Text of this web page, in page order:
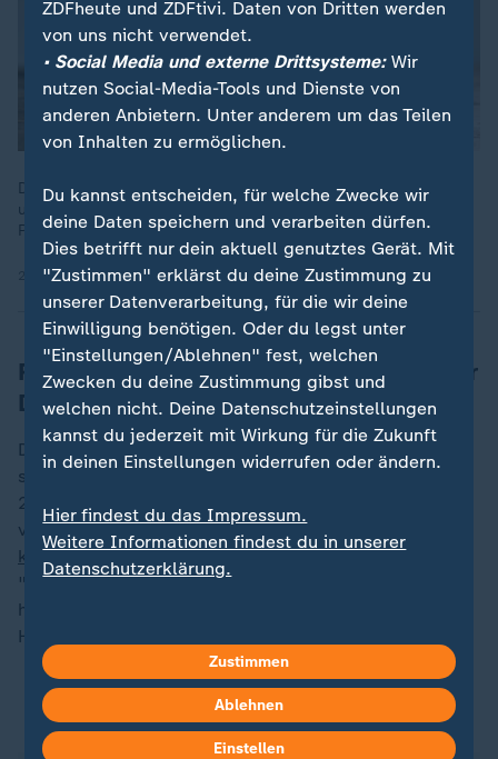
Die Deutschen lieben Bananen. Doch wie kommt das Obst auf
unseren Tisch, wer profitiert vom Handel? Und wer zahlt den
Preis? Ein Blick hinter die Fassade der gelben Frucht.
24.08.2025 | 28:48 min
Rückzug einer zentralen Studie sorgt für
Debatten
Die wissenschaftliche Bewertung bleibt schwierig, da
sich zahlreiche Studien widersprechen. Im Dezember
2025 wurde eine der meistzitierten Arbeiten der
vergangenen 25 Jahre, die Glyphosat als nicht
krebserregendeinstufte, zurückgezogen - wegen
"Bedenken hinsichtlich der Urheberschaft". Es kam
heraus, dass möglicherweise Mitarbeiter des
Herstellers Monsanto an der Studie mitgewirkt hätten.
Bayer kauft Hersteller Monsanto
ZDFheute und ZDFtivi. Daten von Dritten werden
von uns nicht verwendet.
• Social Media und externe Drittsysteme:Wir
nutzen Social-Media-Tools und Dienste von
anderen Anbietern. Unter anderem um das Teilen
von Inhalten zu ermöglichen.
Du kannst entscheiden, für welche Zwecke wir
deine Daten speichern und verarbeiten dürfen.
Dies betrifft nur dein aktuell genutztes Gerät. Mit
"Zustimmen" erklärst du deine Zustimmung zu
unserer Datenverarbeitung, für die wir deine
Einwilligung benötigen. Oder du legst unter
"Einstellungen/Ablehnen" fest, welchen
Zwecken du deine Zustimmung gibst und
welchen nicht. Deine Datenschutzeinstellungen
kannst du jederzeit mit Wirkung für die Zukunft
in deinen Einstellungen widerrufen oder ändern.
Hier findest du das Impressum.
Weitere Informationen findest du in unserer
Datenschutzerklärung.
Zustimmen
Ablehnen
Einstellen